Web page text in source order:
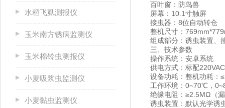
水稻飞虱测报仪
玉米南方锈病监测仪
玉米棉铃虫测报仪
小麦吸浆虫监测仪
小麦黏虫监测仪
百叶窗：防鸟兽
屏幕：10.1寸触屏
接虫器：8位自动转仓
整机尺寸：
组成部分：诱虫装置、
三、技术参数
操作系统：安卓系统
供电方式：标配
设备功耗：整机功耗：
工作环境：0~70℃，
绝缘电阻：≥2.5MΩ（
诱虫装置：默认光学诱